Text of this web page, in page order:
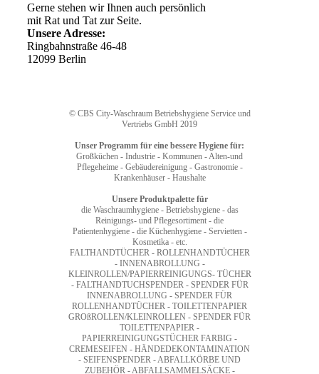
Gerne stehen wir Ihnen auch persönlich
mit Rat und Tat zur Seite.
Unsere Adresse:
Ringbahnstraße 46-48
12099 Berlin
© CBS City-Waschraum Betriebshygiene Service und
Vertriebs GmbH 2019
Unser Programm für eine bessere Hygiene für:
Großküchen - Industrie - Kommunen - Alten-und
Pflegeheime - Gebäudereinigung - Gastronomie -
Krankenhäuser - Haushalte
Unsere Produktpalette für
die Waschraumhygiene - Betriebshygiene - das
Reinigungs- und Pflegesortiment - die
Patientenhygiene - die Küchenhygiene - Servietten -
Kosmetika - etc.
FALTHANDTÜCHER - ROLLENHANDTÜCHER
- INNENABROLLUNG -
KLEINROLLEN/PAPIERREINIGUNGS- TÜCHER
- FALTHANDTUCHSPENDER - SPENDER FÜR
INNENABROLLUNG - SPENDER FÜR
ROLLENHANDTÜCHER - TOILETTENPAPIER
GROßROLLEN/KLEINROLLEN - SPENDER FÜR
TOILETTENPAPIER -
PAPIERREINIGUNGSTÜCHER FARBIG -
CREMESEIFEN - HÄNDEDEKONTAMINATION
- SEIFENSPENDER - ABFALLKÖRBE UND
ZUBEHÖR - ABFALLSAMMELSÄCKE -